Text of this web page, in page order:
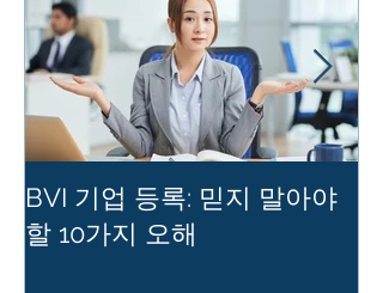
BVI 기업 등록: 믿지 말아야
할 10가지 오해